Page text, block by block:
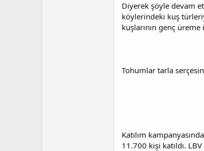
Diyerek şöyle devam
köylerindeki kuş
kuşlarının genç
Tohumlar tarla
Katılım
11.700 kişi katıldı.